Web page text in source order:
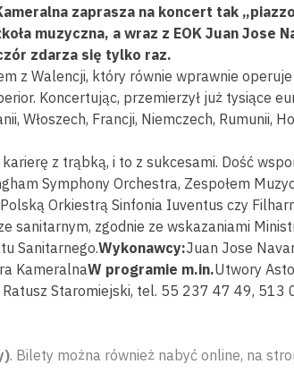
zaprasza na koncert tak
muzyczna, a wraz z EOK Juan Jose
zdarza się tylko raz.
z Walencji, który równie wprawnie
Koncertując, przemierzył już tysiące
Włoszech, Francji, Niemczech, Rumunii,
z trąbką, i to z sukcesami. Dość
Symphony Orchestra, Zespołem
Orkiestrą Sinfonia Iuventus czy
sanitarnym, zgodnie ze wskazaniami
Sanitarnego.Wykonawcy:Juan Jose
KameralnaW programie m.in.Utwory
Ratusz Staromiejski, tel. 55 237 47 49, 513
. Bilety można również nabyć online, na